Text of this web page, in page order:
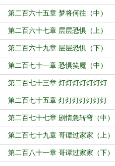
（下）
第二百六十五章 梦将何往（中）
第二百六十七章 层层恐惧（上）
第二百六十九章 层层恐惧（下）
第二百七十一章 恐惧笑魔（中）
第二百七十三章 灯灯灯灯灯灯灯
（上）
第二百七十五章 灯灯灯灯灯灯灯
（下）
第二百七十七章 剧情急转弯（中）
第二百七十九章 哥谭过家家（上）
第二百八十一章 哥谭过家家（下）